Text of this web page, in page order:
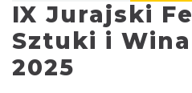
IX Jurajski
Sztuki i
2025